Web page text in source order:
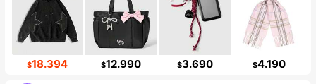
$18.394 $12.990 $3.690 $4.190